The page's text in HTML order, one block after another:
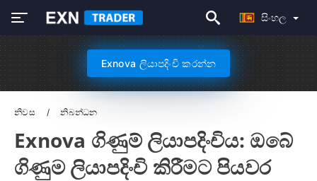
සිංහල
Exnova ලියාපදිංචි කරන්න
නිවස නිබන්ධන
Exnova ගිණුම් ලියාපදිංචිය: ඔබේ
ගිණුම ලියාපදිංචි කිරීමට පියවර